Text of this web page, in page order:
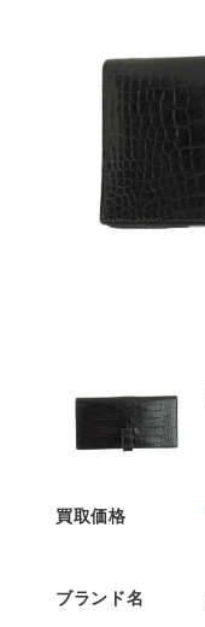
買取価格
ブランド名